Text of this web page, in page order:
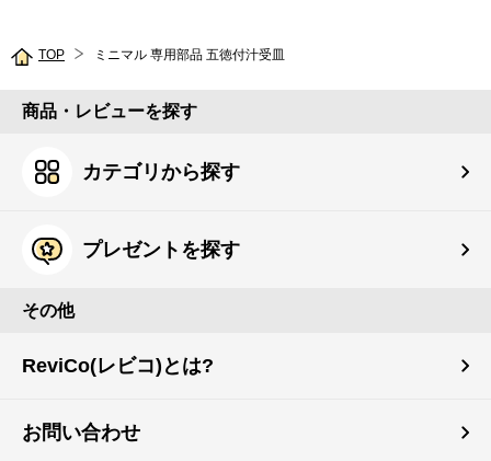
TOP ミニマル 専用部品 五徳付汁受皿
商品・レビューを探す
カテゴリから探す
プレゼントを探す
その他
ReviCo(レビコ)とは?
お問い合わせ